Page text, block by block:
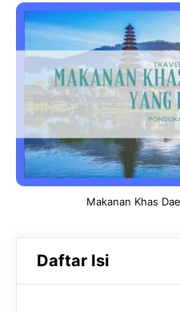
Makanan Khas
Daftar Isi